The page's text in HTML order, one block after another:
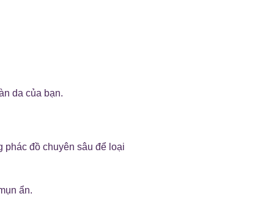
da của bạn.
phác đồ chuyên sâu để loại
ẩn.